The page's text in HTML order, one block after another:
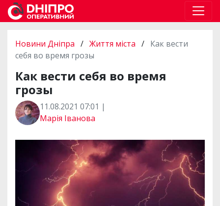
Новини Дніпра / Життя міста / Как вести
себя во время грозы
Как вести себя во время
грозы
11.08.2021 07:01 |
Марія Іванова